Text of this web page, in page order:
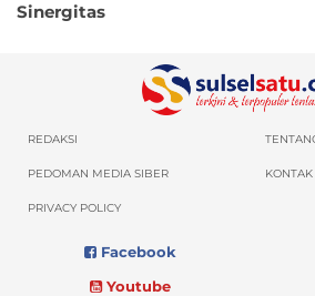
Sinergitas
REDAKSI
PEDOMAN MEDIA SIBER
PRIVACY POLICY
Facebook
Youtube